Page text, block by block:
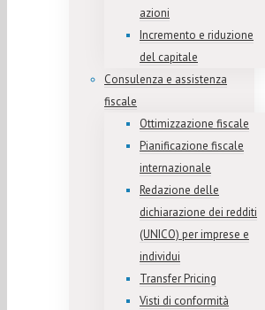
azioni
Incremento e riduzione
del capitale
Consulenza e assistenza
fiscale
Ottimizzazione fiscale
Pianificazione fiscale
internazionale
Redazione delle
dichiarazione dei redditi
(UNICO) per imprese e
individui
Transfer Pricing
Visti di conformità